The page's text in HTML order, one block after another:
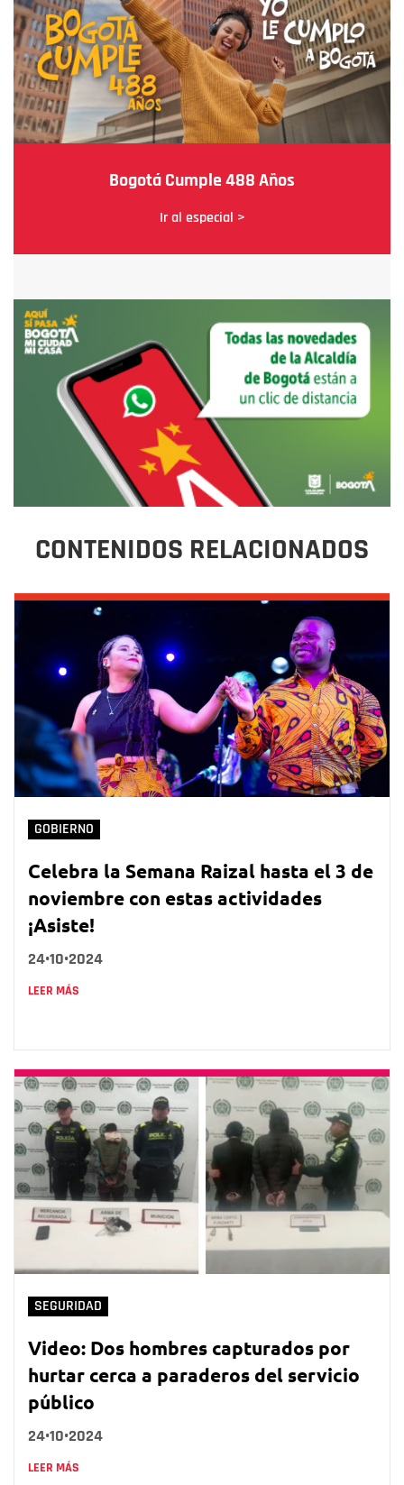
Bogotá Cumple 488 Años
Ir al especial >
CONTENIDOS RELACIONADOS
GOBIERNO
Celebra la Semana Raizal hasta el 3 de
noviembre con estas actividades
¡Asiste!
24•10•2024
LEER MÁS
SEGURIDAD
Video: Dos hombres capturados por
hurtar cerca a paraderos del servicio
público
24•10•2024
LEER MÁS